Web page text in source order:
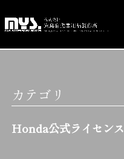
カテゴリ
Honda公式ライセンス